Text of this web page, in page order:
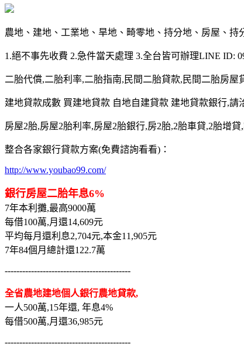
農地、建地、工業地、旱地、畸零地、持分地、房屋、
1.絕不事先收費 2.急件當天處理 3.全台皆可辦理LINE ID:
二胎代償,二胎利率,二胎指南,民間二胎貸款,民間二胎房屋
建地貸款成數 買建地貸款 自地自建貸款 建地貸款銀行,請
房屋2胎,房屋2胎利率,房屋2胎銀行,房2胎,2胎車貸,2胎增貸,
整合各家銀行貸款方案(免費諮詢看看)：
http://www.youbao99.com/
銀行房屋二胎年息6%
7年本利攤,最高9000萬
每借100萬,月還14,609元
平均每月還利息2,704元,本金11,905元
7年84個月總計還122.7萬
-------------------------------------------
全省農地建地個人銀行農地貸款,
一人500萬,15年還, 年息4%
每借500萬,月還36,985元
-------------------------------------------